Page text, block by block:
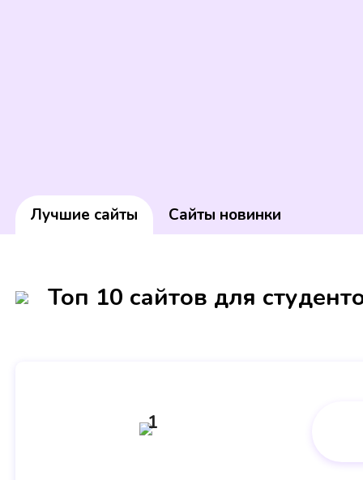
Лучшие сайты Сайты новинки
Топ 10 сайтов для
1